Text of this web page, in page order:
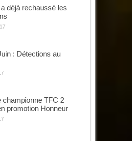
déjà rechaussé les
: Détections au
championne TFC 2
promotion Honneur